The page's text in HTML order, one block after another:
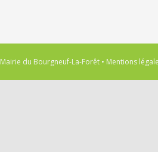
Mairie du Bourgneuf-La-Forêt • Mentions